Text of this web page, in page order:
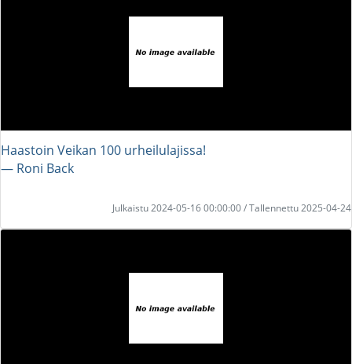
Haastoin Veikan 100 urheilulajissa!
― Roni Back
Julkaistu 2024-05-16 00:00:00 / Tallennettu 2025-04-24